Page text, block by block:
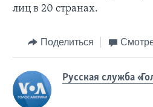
лиц в 20 странах.
Поделиться
Русская служба